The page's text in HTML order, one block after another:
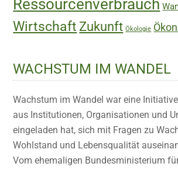
Ressourcenverbrauch
Wirtschaft Zukunft Ökologie
WACHSTUM IM WANDEL
Wachstum im Wandel war eine
aus Institutionen, Organisationen und
eingeladen hat, sich mit Fragen zu
Wohlstand und Lebensqualität
Vom ehemaligen Bundesministerium